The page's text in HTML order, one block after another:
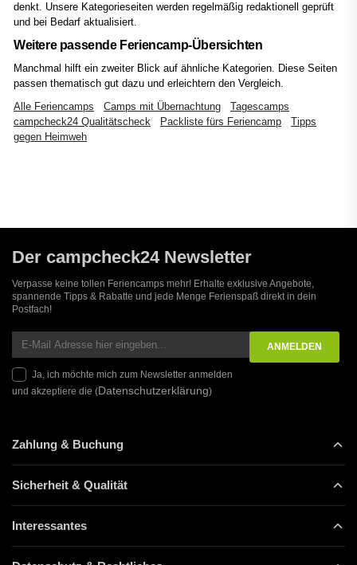
denkt. Unsere Kategorieseiten werden regelmäßig redaktionell geprüft
und bei Bedarf aktualisiert.
Weitere passende Feriencamp-Übersichten
Manchmal hilft ein zweiter Blick auf ähnliche Kategorien. Diese Seiten
passen thematisch gut dazu und erleichtern den Vergleich.
Alle Feriencamps
Camps mit Übernachtung
Tagescamps
campcheck24 Qualitätscheck
Packliste fürs Feriencamp
Tipps
gegen Heimweh
Der campcheck24 Newsletter
Verpasse keine tollen Feriencamps mehr! Erhalte exklusive Angebote,
spannende Tipps & Rabatte und jede Menge Ferienspaß direkt in dein
Postfach!
Ja, ich möchte mich zum Newsletter anmelden
und akzeptiere die (Datenschutzerklärung)
Zahlung & Buchung
Sicherheit & Qualität
Interessantes